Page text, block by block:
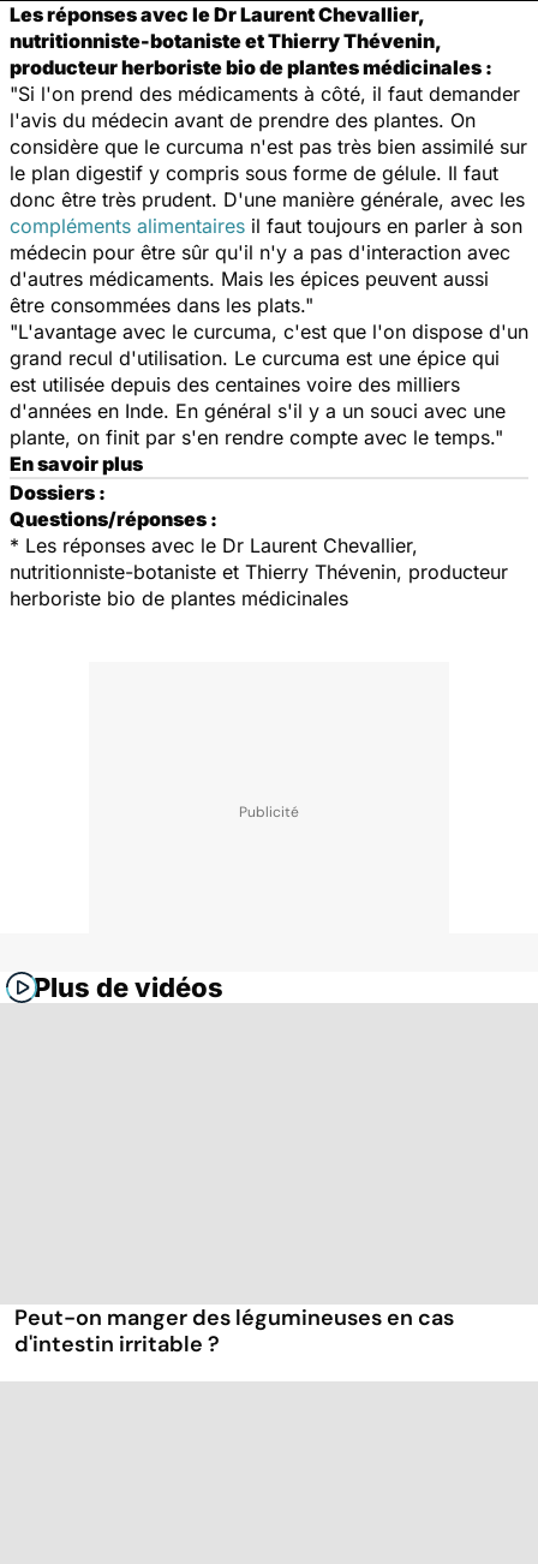
Les réponses avec le Dr Laurent Chevallier,
nutritionniste-botaniste et Thierry Thévenin,
producteur herboriste bio de plantes médicinales :
"Si l'on prend des médicaments à côté, il faut demander
l'avis du médecin avant de prendre des plantes. On
considère que le curcuma n'est pas très bien assimilé sur
le plan digestif y compris sous forme de gélule. Il faut
donc être très prudent. D'une manière générale, avec les
compléments alimentaires il faut toujours en parler à son
médecin pour être sûr qu'il n'y a pas d'interaction avec
d'autres médicaments. Mais les épices peuvent aussi
être consommées dans les plats."
"L'avantage avec le curcuma, c'est que l'on dispose d'un
grand recul d'utilisation. Le curcuma est une épice qui
est utilisée depuis des centaines voire des milliers
d'années en Inde. En général s'il y a un souci avec une
plante, on finit par s'en rendre compte avec le temps."
En savoir plus
Dossiers :
Questions/réponses :
* Les réponses avec le Dr Laurent Chevallier,
nutritionniste-botaniste et Thierry Thévenin, producteur
herboriste bio de plantes médicinales
Plus de vidéos
Peut-on manger des légumineuses en cas
d'intestin irritable ?